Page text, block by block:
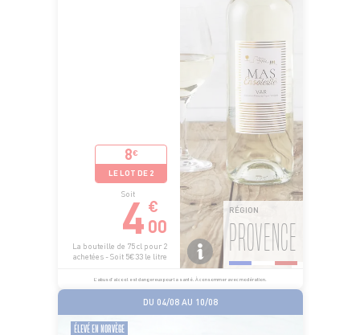
8€
LE LOT DE 2
Soit
4 €
00
La bouteille de 75 cl pour 2
achetées - Soit 5€33 le litre
RÉGION
PROVENCE
L’abus d’alcool est dangereux pour la santé. À consommer avec modération.
DU 04/08 AU 10/08
ÉLEVÉ EN NORVÈGE